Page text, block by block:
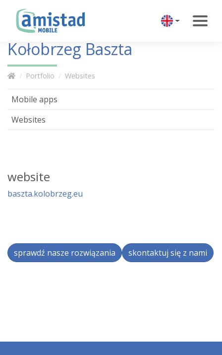
Kołobrzeg Baszta
Portfolio Websites
website
baszta.kolobrzeg.eu
sprawdź nasze rozwiązania skontaktuj się z nami
Mobile apps
Websites